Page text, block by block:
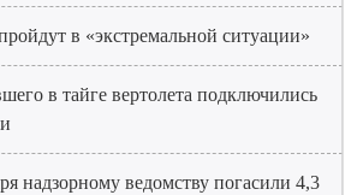
в «экстремальной ситуации»
в тайге вертолета подключились
надзорному ведомству погасили 4,3